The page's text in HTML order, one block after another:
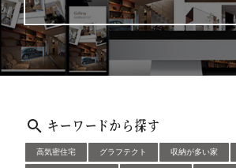
キーワードから探す
高気密住宅 グラフテクト 収納が多い家